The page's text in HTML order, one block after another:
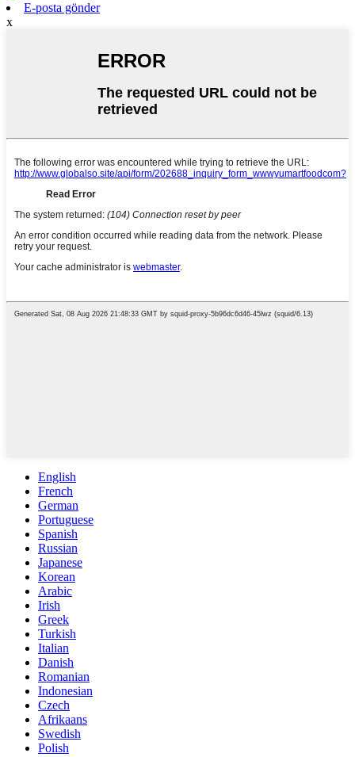
E-posta gönder
x
English
French
German
Portuguese
Spanish
Russian
Japanese
Korean
Arabic
Irish
Greek
Turkish
Italian
Danish
Romanian
Indonesian
Czech
Afrikaans
Swedish
Polish